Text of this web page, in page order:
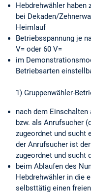
Hebdrehwähler haben
bei Dekaden/
Heimlauf
Betriebsspannung je
V= oder 60 V=
im
Betriebsarten
1) Gruppenwähler-
nach dem
bzw. als Anrufsucher
zugeordnet und sucht
der Anrufsucher ist
zugeordnet und sucht
beim Ablaufen des
Hebdrehwähler in die
selbsttätig einen